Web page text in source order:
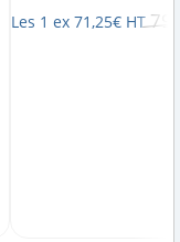
Les 1 ex 71 ,25€ HT 79